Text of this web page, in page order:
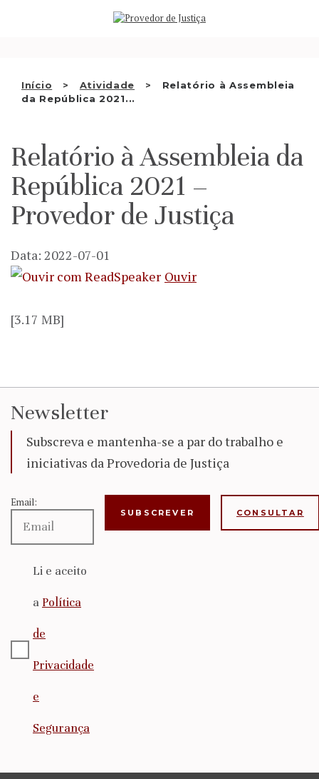
Início Atividade
Relatório à Assembleia
da República 2021...
QUEM SOMOS
RECOMENDAÇÕES E OUTRAS
DECISÕES
APRESENTAR QUEIXA
PT
Relatório à Assembleia da
República 2021 –
Provedor de Justiça
Data: 2022-07-01
Ouvir
[3.17 MB]
Newsletter
Subscreva e mantenha-se a par do trabalho e
iniciativas da Provedoria de Justiça
Email:
Li e aceito
a Política
de
Privacidade
e
Segurança
CONSULTAR